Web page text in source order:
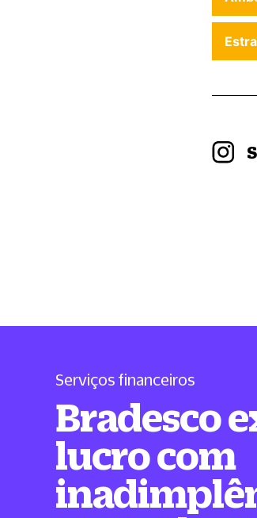
Serviços financeiros
Bradesco
lucro com